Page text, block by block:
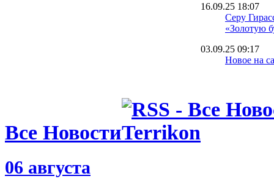
16.09.25 18:07
Серу
«Золотую
03.09.25 09:17
Новое на
Барселона
MARCA
Все Новости
06 августа